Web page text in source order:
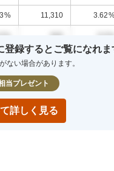
% 11,310 3.62
% 000 0.0%
% 000
録するとご覧になれま
ない場合があります。
当プレゼント
詳しく見る